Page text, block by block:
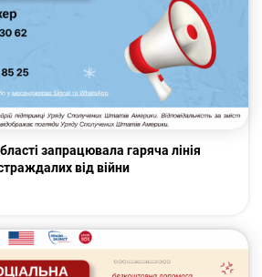
запрацювала гаряча лінія
від війни